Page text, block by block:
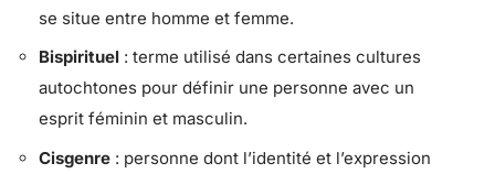
se situe entre homme et femme.
Bispirituel : terme utilisé dans certaines cultures
autochtones pour définir une personne avec un
esprit féminin et masculin.
Cisgenre : personne dont l’identité et l’expression